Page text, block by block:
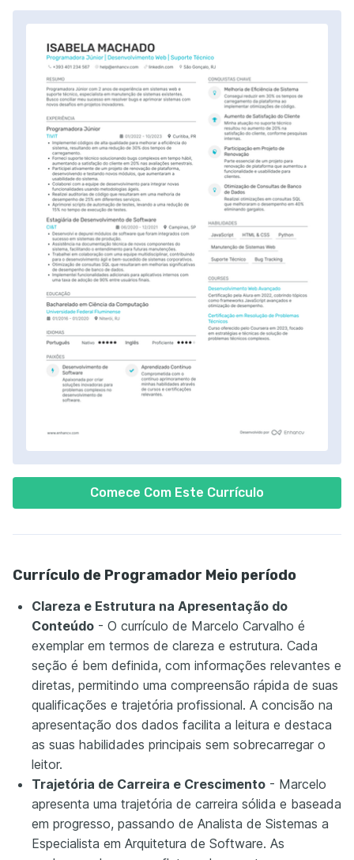
Comece Com Este Currículo
Currículo de Programador Meio período
Clareza e Estrutura na Apresentação do
Conteúdo - O currículo de Marcelo Carvalho é
exemplar em termos de clareza e estrutura. Cada
seção é bem definida, com informações relevantes e
diretas, permitindo uma compreensão rápida de suas
qualificações e trajetória profissional. A concisão na
apresentação dos dados facilita a leitura e destaca
as suas habilidades principais sem sobrecarregar o
leitor.
Trajetória de Carreira e Crescimento - Marcelo
apresenta uma trajetória de carreira sólida e baseada
em progresso, passando de Analista de Sistemas a
Especialista em Arquitetura de Software. As